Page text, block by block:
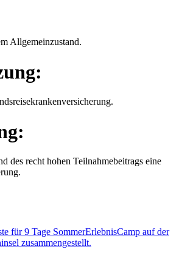
Allgemeinzustand.
des recht hohen Teilnahmebeitrags eine
für 9 Tage SommerErlebnisCamp auf der
zusammengestellt.